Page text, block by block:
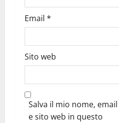
Email *
Sito web
Salva il mio nome, email
e sito web in questo